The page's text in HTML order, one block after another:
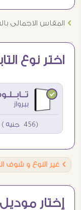
Ö المقاس الاجمالى
اختر نوع
(456 جنيه )
Ö غير النوع و شوف
إختار موديل